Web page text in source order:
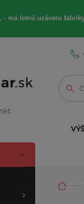
- má letnú uzáveru